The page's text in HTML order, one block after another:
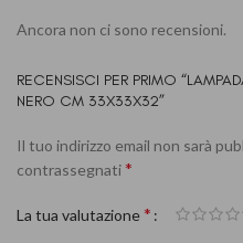
Ancora non ci sono recensioni.
RECENSISCI PER PRIMO
NERO CM 33X33X32”
Il tuo indirizzo email non sarà
contrassegnati*
La tua valutazione*